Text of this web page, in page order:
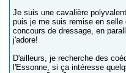
Je suis une cavalière
puis je me suis remise en
concours de dressage, en
j'adore!
D'ailleurs, je recherche des
l'Essonne, si ça intéresse